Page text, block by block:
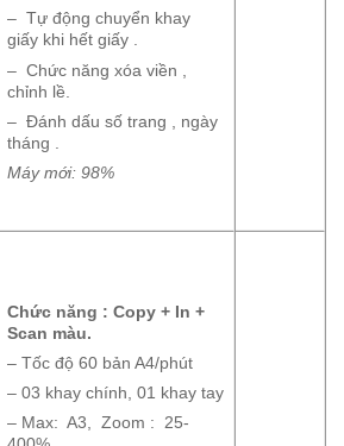
– Tự động chuyển khay
giấy khi hết giấy .
– Chức năng xóa viền ,
chỉnh lề.
– Đánh dấu số trang , ngày
tháng .
Máy mới: 98%
Chức năng : Copy + In +
Scan màu.
– Tốc độ 60 bản A4/phút
– 03 khay chính, 01 khay tay
– Max: A3, Zoom : 25-